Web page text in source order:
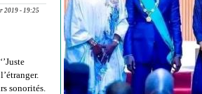
cœur
2019 - 19:25
sonorités.